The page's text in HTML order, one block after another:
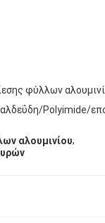
φύλλων
Polyimide/
αλουμινίου,